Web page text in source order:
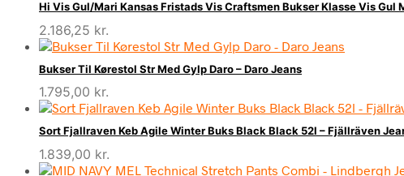
Hi Vis Gul/Mari Kansas Fristads Vis Craftsmen Bukser Klasse Vis Gul
2.186,25 kr.
Bukser Til Kørestol Str Med Gylp Daro – Daro Jeans
1.795,00 kr.
Sort Fjallraven Keb Agile Winter Buks Black Black 52l – Fjällräven
1.839,00 kr.